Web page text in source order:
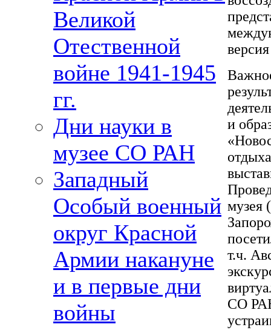
Великой
Отественной
войне 1941-1945
гг.
Дни науки в
музее СО РАН
Западный
Особый военный
округ Красной
Армии накануне
и в первые дни
войны
и
музея
т.ч.
СО